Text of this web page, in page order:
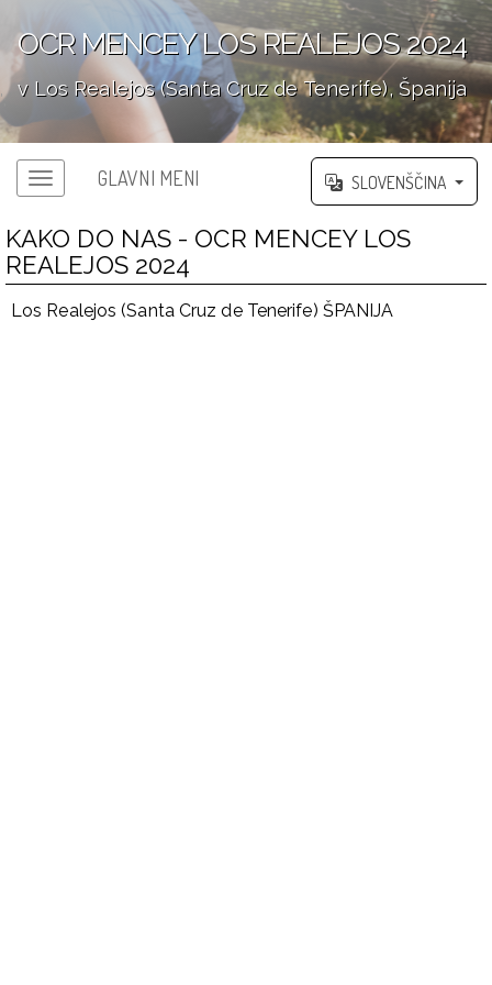
OCR MENCEY LOS REALEJOS 2024
v Los Realejos (Santa Cruz de Tenerife), Španija
';
GLAVNI MENI SLOVENŠČINA
KAKO DO NAS - OCR MENCEY LOS
REALEJOS 2024
Los Realejos (Santa Cruz de Tenerife) ŠPANIJA